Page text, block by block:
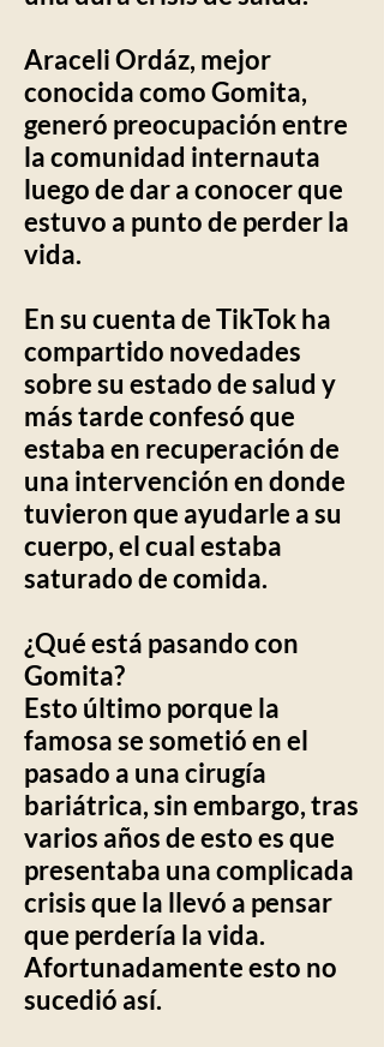
Araceli Ordáz, mejor
conocida como Gomita,
generó preocupación entre
la comunidad internauta
luego de dar a conocer que
estuvo a punto de perder la
vida.
En su cuenta de TikTok ha
compartido novedades
sobre su estado de salud y
más tarde confesó que
estaba en recuperación de
una intervención en donde
tuvieron que ayudarle a su
cuerpo, el cual estaba
saturado de comida.
​¿Qué está pasando con
Gomita?
Esto último porque la
famosa se sometió en el
pasado a una cirugía
bariátrica, sin embargo, tras
varios años de esto es que
presentaba una complicada
crisis que la llevó a pensar
que perdería la vida.
Afortunadamente esto no
sucedió así.